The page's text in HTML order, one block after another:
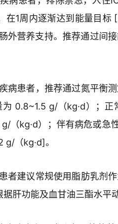
在1周内逐渐达到能量目标
外营养支持。推荐通过间
病患者，推荐通过氮平衡
为 0.8~1.5 g/（kg·d）；
（kg·d）；伴有病危或急
（kg·d]。
者建议常规使用脂肪乳剂
肝功能及血甘油三酯水平